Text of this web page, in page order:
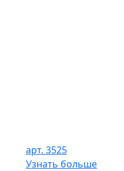
арт. 3525
Узнать больше